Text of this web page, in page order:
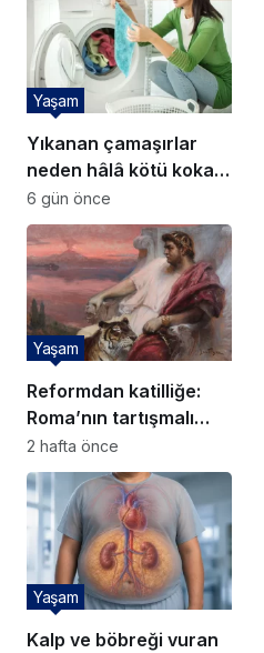
Yıkanan çamaşırlar
neden hâlâ kötü kokar?
8 yaygın hata
Yaşam
6 gün önce
Reformdan katilliğe:
Roma’nın tartışmalı
imparatoru Neron
Yaşam
2 hafta önce
Kalp ve böbreği vuran
Yaşam